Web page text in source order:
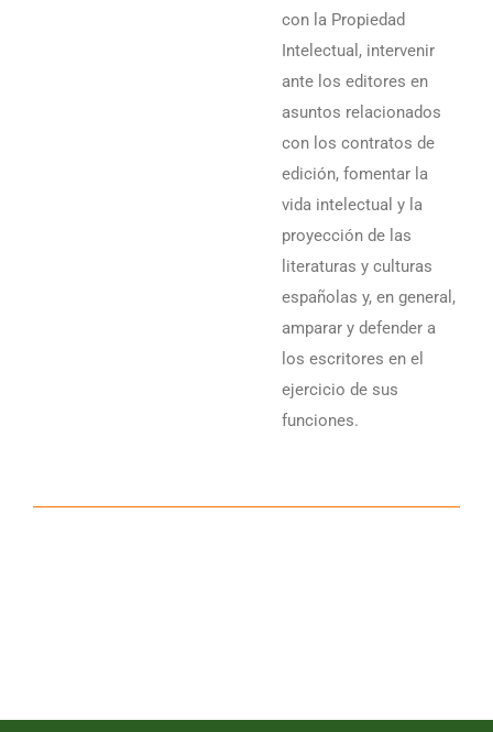
con la Propiedad
Intelectual, intervenir
ante los editores en
asuntos relacionados
con los contratos de
edición, fomentar la
vida intelectual y la
proyección de las
literaturas y culturas
españolas y, en general,
amparar y defender a
los escritores en el
ejercicio de sus
funciones.